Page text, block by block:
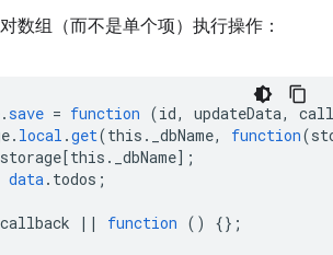
数组（而不是单个项）执行操作：
.save = function (id, updateData,
. local .get(this . _dbName, function(
storage [this._dbName] ;
data. todos ;
callback || function () {} ;